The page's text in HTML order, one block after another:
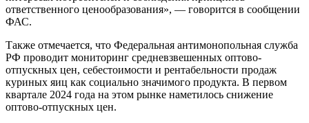
ответственного ценообразования», — говорится в сообщении
ФАС.
Также отмечается, что Федеральная антимонопольная служба
РФ проводит мониторинг средневзвешенных оптово-
отпускных цен, себестоимости и рентабельности продаж
куриных яиц как социально значимого продукта. В первом
квартале 2024 года на этом рынке наметилось снижение
оптово-отпускных цен.